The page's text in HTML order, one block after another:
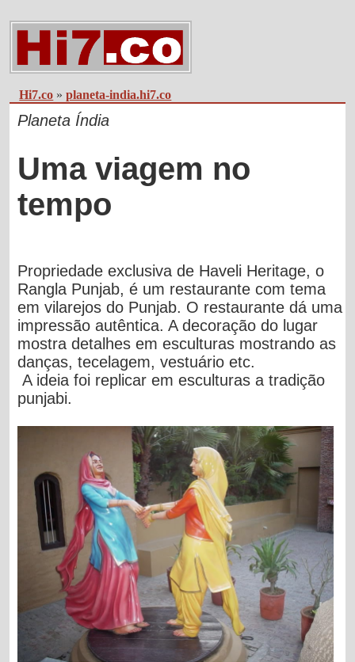
Hi7.co »planeta-india.hi7.co
Planeta Índia
Uma viagem no
tempo
Propriedade exclusiva de Haveli Heritage, o
Rangla Punjab, é um restaurante com tema
em vilarejos do Punjab. O restaurante dá uma
impressão autêntica. A decoração do lugar
mostra detalhes em esculturas mostrando as
danças, tecelagem, vestuário etc.
A ideia foi replicar em esculturas a tradição
punjabi.